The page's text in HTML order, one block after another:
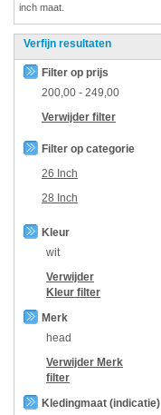
inch maat.
Verfijn resultaten
Filter op prijs
200,00 - 249,00
Verwijder filter
Filter op categorie
26 Inch
28 Inch
Kleur
wit
Verwijder
Kleur filter
Merk
head
Verwijder Merk
filter
Kledingmaat (indicatie)